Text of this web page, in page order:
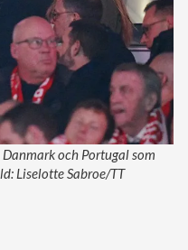
och Portugal som
Liselotte Sabroe/TT